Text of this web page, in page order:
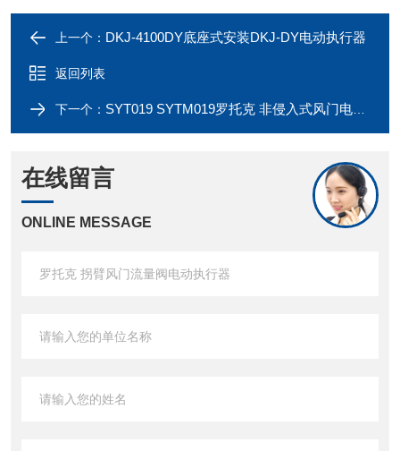
上一个： DKJ-4100DY底座式安装DKJ-DY电动执行器
返回列表
下一个： SYT019 SYTM019罗托克 非侵入式风门电动执行器
在线留言
ONLINE MESSAGE